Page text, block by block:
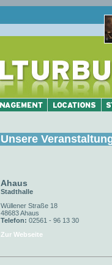
Unsere
Ahaus
Stadthalle
Wüllener Straße 18
48683 Ahaus
Telefon: 02561 - 96 13 30
Zur Webseite